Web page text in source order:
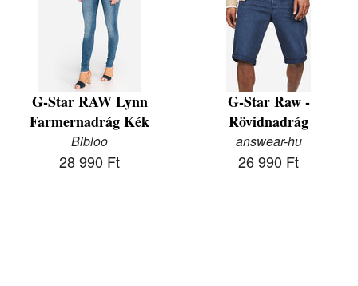
G-Star RAW Lynn
Farmernadrág Kék
Bibloo
28 990 Ft
G-Star Raw -
Rövidnadrág
answear-hu
26 990 Ft